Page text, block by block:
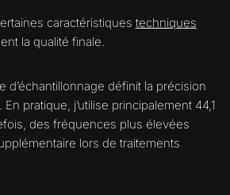
caractéristiques techniques
la qualité finale.
d’échantillonnage définit la précision
pratique, j’utilise principalement 44,1
des fréquences plus élevées
lors de traitements